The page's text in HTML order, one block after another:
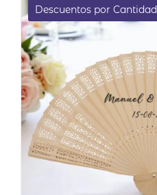
Descuentos por Cantidad